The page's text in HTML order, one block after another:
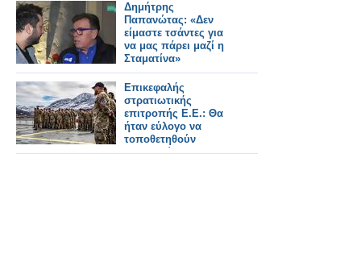
Δημήτρης
Παπανώτας: «Δεν
είμαστε τσάντες για
να μας πάρει μαζί η
Σταματίνα»
Επικεφαλής
στρατιωτικής
επιτροπής Ε.Ε.: Θα
ήταν εύλογο να
τοποθετηθούν
Ευρωπαίοι